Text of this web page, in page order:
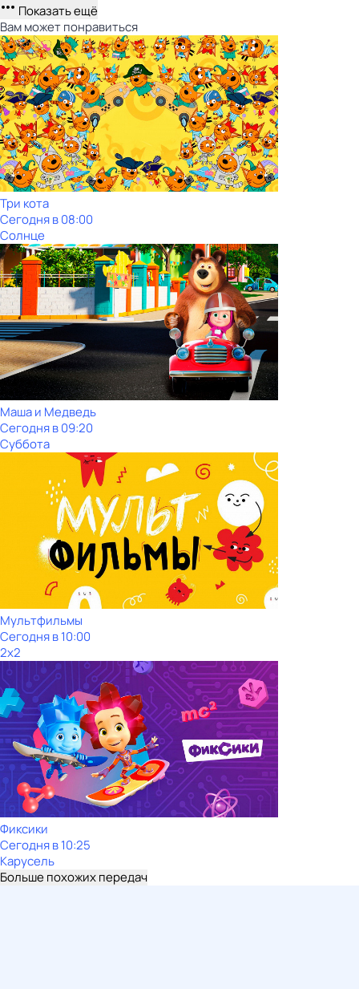
Показать ещё
Вам может понравиться
Три кота
Сегодня в 08:00
Солнце
Маша и Медведь
Сегодня в 09:20
Суббота
Мультфильмы
Сегодня в 10:00
2x2
Фиксики
Сегодня в 10:25
Карусель
Больше похожих передач